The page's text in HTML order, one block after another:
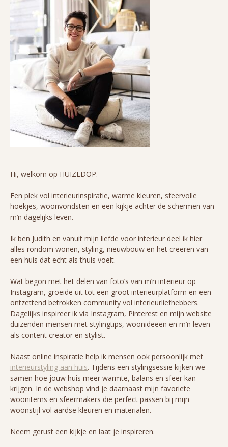
Hi, welkom op HUIZEDOP.
Een plek vol interieurinspiratie, warme kleuren, sfeervolle
hoekjes, woonvondsten en een kijkje achter de schermen van
m’n dagelijks leven.
Ik ben Judith en vanuit mijn liefde voor interieur deel ik hier
alles rondom wonen, styling, nieuwbouw en het creëren van
een huis dat echt als thuis voelt.
Wat begon met het delen van foto’s van m’n interieur op
Instagram, groeide uit tot een groot interieurplatform en een
ontzettend betrokken community vol interieurliefhebbers.
Dagelijks inspireer ik via Instagram, Pinterest en mijn website
duizenden mensen met stylingtips, woonideeën en m’n leven
als content creator en stylist.
Naast online inspiratie help ik mensen ook persoonlijk met
interieurstyling aan huis. Tijdens een stylingsessie kijken we
samen hoe jouw huis meer warmte, balans en sfeer kan
krijgen. In de webshop vind je daarnaast mijn favoriete
woonitems en sfeermakers die perfect passen bij mijn
woonstijl vol aardse kleuren en materialen.
Neem gerust een kijkje en laat je inspireren.